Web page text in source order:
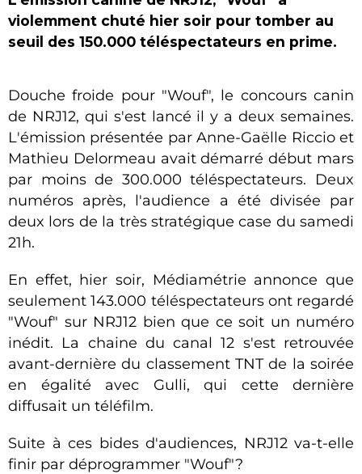
violemment chuté hier soir pour tomber au
seuil des 150.000 téléspectateurs en prime.
Douche froide pour "Wouf", le concours canin
de NRJ12, qui s'est lancé il y a deux semaines.
L'émission présentée par Anne-Gaëlle Riccio et
Mathieu Delormeau avait démarré début mars
par moins de 300.000 téléspectateurs. Deux
numéros après, l'audience a été divisée par
deux lors de la très stratégique case du samedi
21h.
En effet, hier soir, Médiamétrie annonce que
seulement 143.000 téléspectateurs ont regardé
"Wouf" sur NRJ12 bien que ce soit un numéro
inédit. La chaine du canal 12 s'est retrouvée
avant-dernière du classement TNT de la soirée
en égalité avec Gulli, qui cette dernière
diffusait un téléfilm.
Suite à ces bides d'audiences, NRJ12 va-t-elle
finir par déprogrammer "Wouf"?